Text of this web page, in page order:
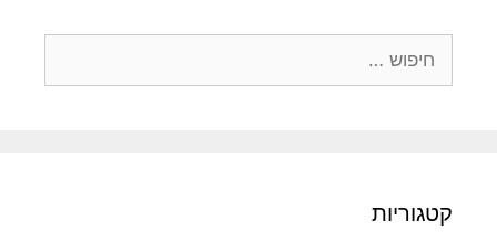
קטגוריות